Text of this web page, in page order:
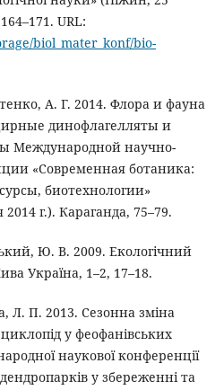
URL:
biol_mater_konf/bio-
А. Г. 2014. Флора и фауна
динофлагелляты и
Международной научно-
«Современная ботаника:
биотехнологии»
г.). Караганда, 75–79.
Ю. В. 2009. Екологічний
Україна, 1–2, 17–18.
Л. П. 2013. Сезонна зміна
у феофанівських
наукової конференції
у збереженні та